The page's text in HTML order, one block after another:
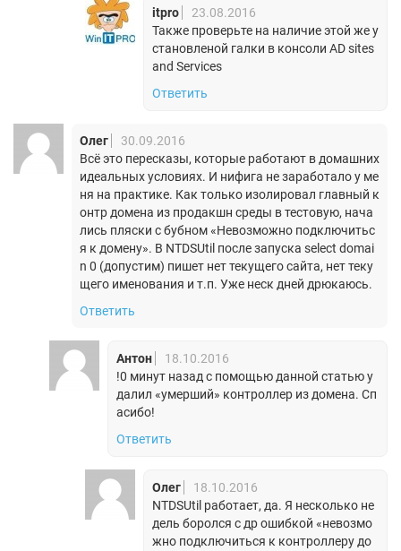
itpro
23.08.2016
Также проверьте на наличие этой же у
становленой галки в консоли AD sites
and Services
Ответить
Олег
30.09.2016
Всё это пересказы, которые работают в домашних
идеальных условиях. И нифига не заработало у ме
ня на практике. Как только изолировал главный к
онтр домена из продакшн среды в тестовую, нача
лись пляски с бубном «Невозможно подключитьс
я к домену». В NTDSUtil после запуска select domai
n 0 (допустим) пишет нет текущего сайта, нет теку
щего именования и т.п. Уже неск дней дрюкаюсь.
Ответить
Антон
18.10.2016
!0 минут назад с помощью данной статью у
далил «умерший» контроллер из домена. Сп
асибо!
Ответить
Олег
18.10.2016
NTDSUtil работает, да. Я несколько не
дель боролся с др ошибкой «невозмо
жно подключиться к контроллеру до